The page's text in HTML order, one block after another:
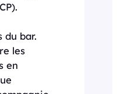
du bar.
les
en